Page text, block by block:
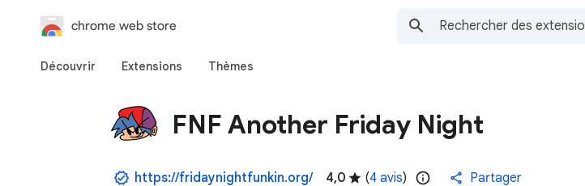
chrome web store
Découvrir Extensions Thèmes
FNF Another Friday Night
https://fridaynightfunkin.org/ 4,0 (4 avis) Partager